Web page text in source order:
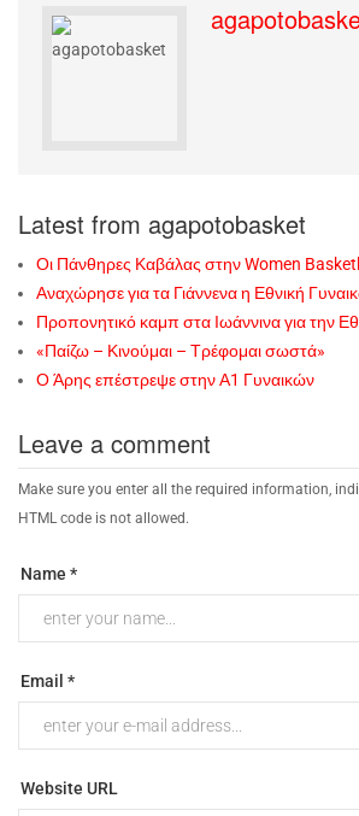
Latest from agapotobasket
Οι Πάνθηρες Καβάλας στην Women
Αναχώρησε για τα Γιάννενα η Εθνική
Προπονητικό καμπ στα Ιωάννινα για την
«Παίζω – Κινούμαι – Τρέφομαι σωστά»
Ο Άρης επέστρεψε στην Α1 Γυναικών
Leave a comment
Make sure you enter all the required information,
HTML code is not allowed.
Name *
Email *
Website URL